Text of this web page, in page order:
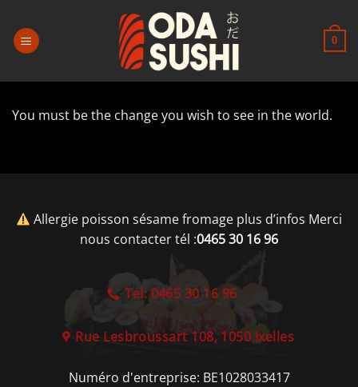
contenu
0
You must be the change you wish to see in the world.
Allergie poisson sésame fromage plus d’infos Merci
nous contacter tél :0465 30 16 96
Tel: 0465 30 16 96
Rue Lesbroussart 108, 1050 Ixelles
Numéro d'entreprise: BE1028033417